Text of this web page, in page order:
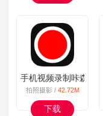
手机视频录制咔森
拍照摄影 / 42.72M
下载